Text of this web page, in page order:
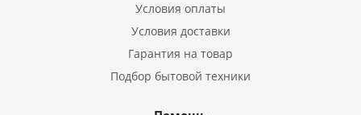
Условия оплаты
Условия доставки
Гарантия на товар
Подбор бытовой техники